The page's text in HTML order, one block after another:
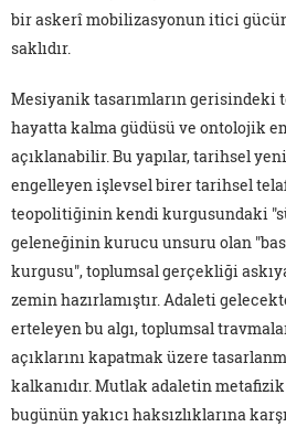
bir askerî mobilizasyonun itici
saklıdır.
Mesiyanik tasarımların gerisindeki
hayatta kalma güdüsü ve ontolojik
açıklanabilir. Bu yapılar, tarihsel
engelleyen işlevsel birer tarihsel
teopolitiğinin kendi kurgusundaki
geleneğinin kurucu unsuru olan
kurgusu", toplumsal gerçekliği
zemin hazırlamıştır. Adaleti
erteleyen bu algı, toplumsal
açıklarını kapatmak üzere
kalkanıdır. Mutlak adaletin
bugünün yakıcı haksızlıklarına